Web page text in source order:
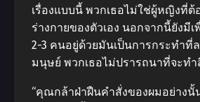
เรื่องแบบนี้ พวกเธอไม่ใช่ผู้หญิงที่ต้
ร่างกายของตัวเอง นอกจากนี้ยังมี
2-3 คนอยู่ด้วยมันเป็นการกระทําที่
มนุษย์ พวกเธอไม่ปรารถนาที่จะทํา
“คุณกล้าฝ่าฝืนคําสั่งของผมอย่างนั้น